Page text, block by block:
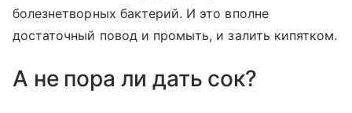
болезнетворных бактерий. И это вполне
достаточный повод и промыть, и залить кипятком.
А не пора ли дать сок?